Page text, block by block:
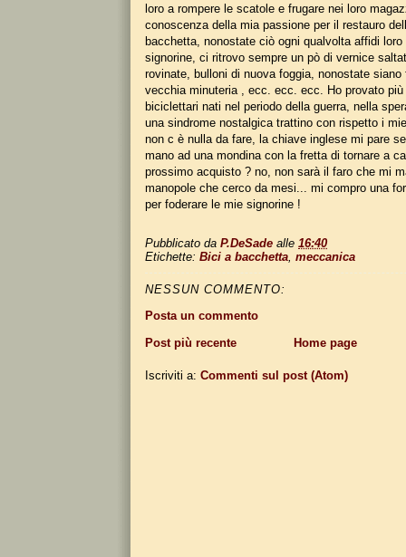
loro a rompere le scatole e frugare nei loro
conoscenza della mia passione per il restauro
bacchetta, nonostate ciò ogni qualvolta affidi loro
signorine, ci ritrovo sempre un pò di vernice
rovinate, bulloni di nuova foggia, nonostate
vecchia minuteria , ecc. ecc. ecc. Ho provato
biciclettari nati nel periodo della guerra, nella
una sindrome nostalgica trattino con rispetto i
non c è nulla da fare, la chiave inglese mi pare
mano ad una mondina con la fretta di tornare a
prossimo acquisto ? no, non sarà il faro che mi
manopole che cerco da mesi... mi compro una
per foderare le mie signorine !
Pubblicato da P.DeSade alle 16:40
Etichette: Bici a bacchetta meccanica
NESSUN COMMENTO:
Posta un commento
Post più recente
Home page
Iscriviti a: Commenti sul post (Atom)